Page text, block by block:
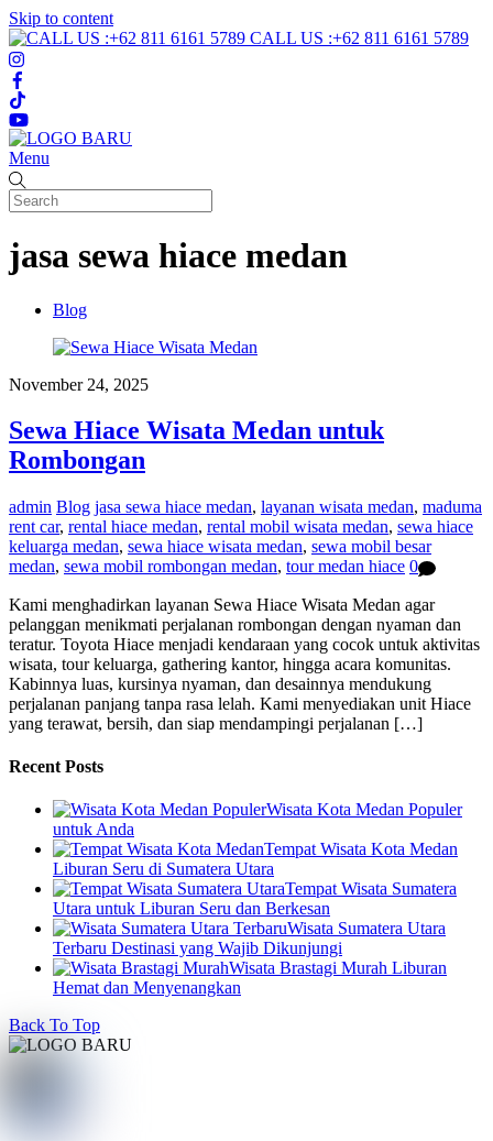
Skip to content
CALL US :+62 811 6161 5789
Menu
jasa sewa hiace medan
Blog
November 24, 2025
Sewa Hiace Wisata Medan untuk
Rombongan
admin Blog jasa sewa hiace medan, layanan wisata medan, maduma
rent car, rental hiace medan, rental mobil wisata medan, sewa hiace
keluarga medan, sewa hiace wisata medan, sewa mobil besar
medan, sewa mobil rombongan medan, tour medan hiace 0
Kami menghadirkan layanan Sewa Hiace Wisata Medan agar
pelanggan menikmati perjalanan rombongan dengan nyaman dan
teratur. Toyota Hiace menjadi kendaraan yang cocok untuk aktivitas
wisata, tour keluarga, gathering kantor, hingga acara komunitas.
Kabinnya luas, kursinya nyaman, dan desainnya mendukung
perjalanan panjang tanpa rasa lelah. Kami menyediakan unit Hiace
yang terawat, bersih, dan siap mendampingi perjalanan […]
Recent Posts
Wisata Kota Medan Populer
untuk Anda
Tempat Wisata Kota Medan
Liburan Seru di Sumatera Utara
Tempat Wisata Sumatera
Utara untuk Liburan Seru dan Berkesan
Wisata Sumatera Utara
Terbaru Destinasi yang Wajib Dikunjungi
Wisata Brastagi Murah Liburan
Hemat dan Menyenangkan
Back To Top